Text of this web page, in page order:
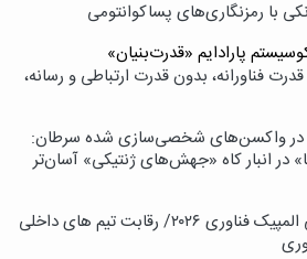
با رمزنگاری‌های پسا‌کوانتومی
پارادایم «قدرت‌بنیان»
فناورانه، بدون قدرت ارتباطی و رسانه،
واکسن‌های شخصی‌سازی شده سرطان:
در انبار کاه «جهش‌های ژنتیکی» آسان‌تر
پردیس در تدارک میزبانی المپیک فناوری ۲۰۲۶/ رقابت تیم های داخلی